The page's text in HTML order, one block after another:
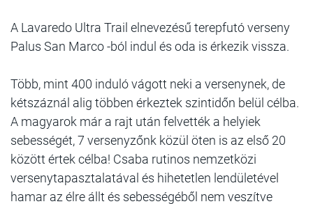
A Lavaredo Ultra Trail elnevezésű terepfutó verseny
Palus San Marco -ból indul és oda is érkezik vissza.
Több, mint 400 induló vágott neki a versenynek, de
kétszáznál alig többen érkeztek szintidőn belül célba.
A magyarok már a rajt után felvették a helyiek
sebességét, 7 versenyzőnk közül öten is az első 20
között értek célba! Csaba rutinos nemzetközi
versenytapasztalatával és hihetetlen lendületével
hamar az élre állt és sebességéből nem veszítve